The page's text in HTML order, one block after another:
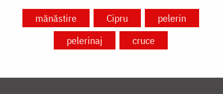
mănăstire Cipru
pelerin
pelerinaj
cruce